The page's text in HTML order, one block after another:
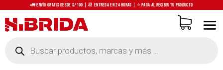
🚛 Envío Gratis desde S/100 | 📆 Entrega en 24 horas | ⭐ Paga al recibir tu producto
productos